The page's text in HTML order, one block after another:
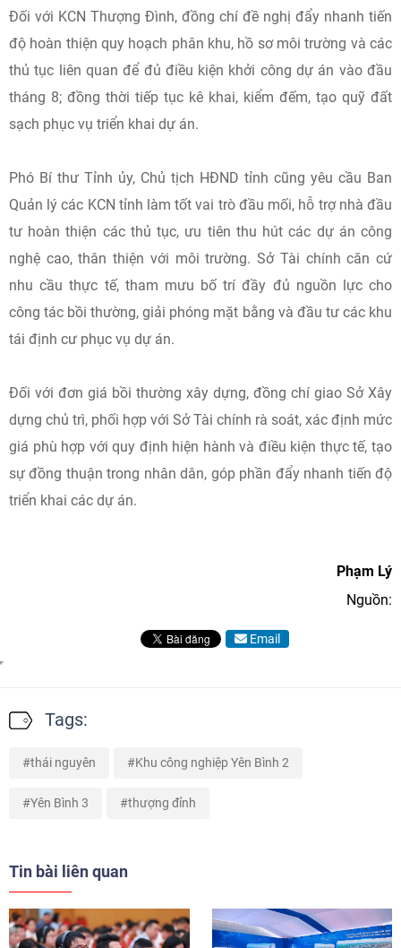
Đối với KCN Thượng Đình, đồng chí đề nghị đẩy nhanh tiến
độ hoàn thiện quy hoạch phân khu, hồ sơ môi trường và các
thủ tục liên quan để đủ điều kiện khởi công dự án vào đầu
tháng 8; đồng thời tiếp tục kê khai, kiểm đếm, tạo quỹ đất
sạch phục vụ triển khai dự án.
Phó Bí thư Tỉnh ủy, Chủ tịch HĐND tỉnh cũng yêu cầu Ban
Quản lý các KCN tỉnh làm tốt vai trò đầu mối, hỗ trợ nhà đầu
tư hoàn thiện các thủ tục, ưu tiên thu hút các dự án công
nghệ cao, thân thiện với môi trường. Sở Tài chính căn cứ
nhu cầu thực tế, tham mưu bố trí đầy đủ nguồn lực cho
công tác bồi thường, giải phóng mặt bằng và đầu tư các khu
tái định cư phục vụ dự án.
Đối với đơn giá bồi thường xây dựng, đồng chí giao Sở Xây
dựng chủ trì, phối hợp với Sở Tài chính rà soát, xác định mức
giá phù hợp với quy định hiện hành và điều kiện thực tế, tạo
sự đồng thuận trong nhân dân, góp phần đẩy nhanh tiến độ
triển khai các dự án.
Phạm Lý
Nguồn:
Email
Tags:
thái nguyên Khu công nghiệp Yên Bình 2
Yên Bình 3 thượng đỉnh
Tin bài liên quan